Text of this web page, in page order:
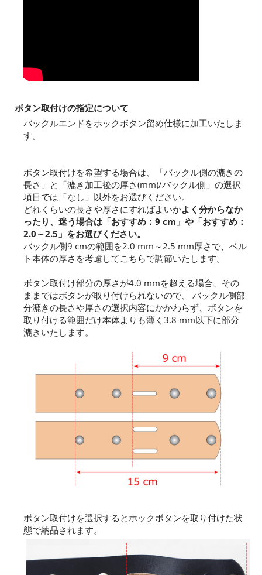
ボタン取付けの指定について
バックルエンドをホックボタン留め仕様に加工いたしま
す。
ボタン取付けを希望する場合は、「バックル側の漉きの
長さ」と「漉き加工後の厚さ(mm)/バックル側」の選択
項目では「なし」以外をお選びください。
どれくらいの長さや厚さにすればよいかよく分からなか
ったり、迷う場合は「おすすめ：9 cm」や「おすすめ：
2.0～2.5」をお選びください。
バックル側9 cmの範囲を2.0 mm～2.5 mm厚さで、ベル
ト本体の厚さを考慮してこちらで調節いたします。
ボタン取付け部分の厚さが4.0 mmを超える場合、その
ままではボタンが取り付けられないので、 バックル側部
分漉きの長さや厚さの選択内容にかかわらず、ボタンを
取り付ける範囲だけ本体よりも薄く3.8 mm以下に部分
漉きいたします。
ボタン取付けを選択するとホックボタンを取り付けた状
態で納品されます。